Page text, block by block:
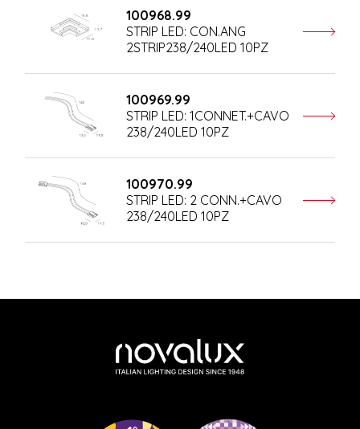
100968.99
STRIP LED: CON.ANG
2STRIP238/240LED 10PZ
100969.99
STRIP LED: 1CONNET.+CAVO
238/240LED 10PZ
100970.99
STRIP LED: 2 CONN.+CAVO
238/240LED 10PZ